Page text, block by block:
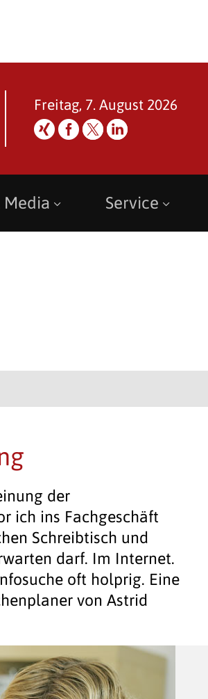
Freitag, 7. August 2026
Media Service
der
ich ins Fachgeschäft
Schreibtisch und
darf. Im Internet.
oft holprig. Eine
von Astrid